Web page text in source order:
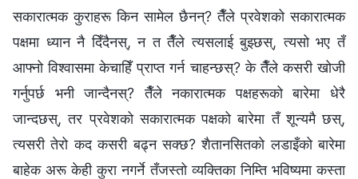
सकारात्मक कुराहरू किन सामेल छैनन्? तैँले प्रवेशको सकारात्मक
पक्षमा ध्यान नै दिँदैनस्, न त तैँले त्यसलाई बुझ्छस्, त्यसो भए तँ
आफ्नो विश्‍वासमा केचाहिँ प्राप्त गर्न चाहन्छस्? के तैँले कसरी खोजी
गर्नुपर्छ भनी जान्दैनस्? तैँले नकारात्मक पक्षहरूको बारेमा धेरै
जान्दछस्, तर प्रवेशको सकारात्मक पक्षको बारेमा तँ शून्यमै छस्,
त्यसरी तेरो कद कसरी बढ्न सक्छ? शैतानसितको लडाइँको बारेमा
बाहेक अरू केही कुरा नगर्ने तँजस्तो व्यक्तिका निम्ति भविष्यमा कस्ता